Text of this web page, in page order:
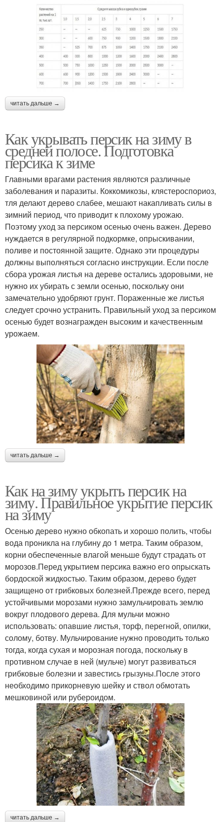
читать дальше →
Как укрывать персик на зиму в
средней полосе. Подготовка
персика к зиме
Главными врагами растения являются различные
заболевания и паразиты. Коккомикозы, клястероспориоз,
тля делают дерево слабее, мешают накапливать силы в
зимний период, что приводит к плохому урожаю.
Поэтому уход за персиком осенью очень важен. Дерево
нуждается в регулярной подкормке, опрыскивании,
поливе и постоянной защите. Однако эти процедуры
должны выполняться согласно инструкции. Если после
сбора урожая листья на дереве остались здоровыми, не
нужно их убирать с земли осенью, поскольку они
замечательно удобряют грунт. Пораженные же листья
следует срочно устранить. Правильный уход за персиком
осенью будет вознагражден высоким и качественным
урожаем.
читать дальше →
Как на зиму укрыть персик на
зиму. Правильное укрытие персик
на зиму
Осенью дерево нужно обкопать и хорошо полить, чтобы
вода проникла на глубину до 1 метра. Таким образом,
корни обеспеченные влагой меньше будут страдать от
морозов.Перед укрытием персика важно его опрыскать
бордоской жидкостью. Таким образом, дерево будет
защищено от грибковых болезней.Прежде всего, перед
устойчивыми морозами нужно замульчировать землю
вокруг плодового дерева. Для мульчи можно
использовать: опавшие листья, торф, перегной, опилки,
солому, ботву. Мульчирование нужно проводить только
тогда, когда сухая и морозная погода, поскольку в
противном случае в ней (мульче) могут развиваться
грибковые болезни и завестись грызуны.После этого
необходимо прикорневую шейку и ствол обмотать
мешковиной или рубероидом.
читать дальше →